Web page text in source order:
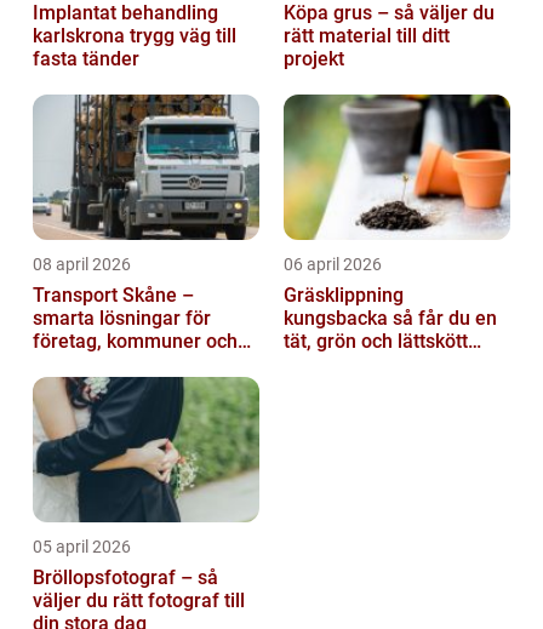
Implantat behandling
karlskrona trygg väg till
fasta tänder
Köpa grus – så väljer du
rätt material till ditt
projekt
08 april 2026
Transport Skåne –
smarta lösningar för
företag, kommuner och
06 april 2026
Gräsklippning
kungsbacka så får du en
tät, grön och lättskött
05 april 2026
Bröllopsfotograf – så
väljer du rätt fotograf till
din stora dag